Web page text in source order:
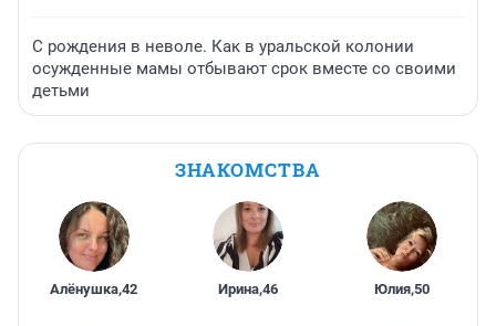
С рождения в неволе. Как в уральской колонии
осужденные мамы отбывают срок вместе со своими
детьми
ЗНАКОМСТВА
Алёнушка,42 Ирина,46 Юлия,50